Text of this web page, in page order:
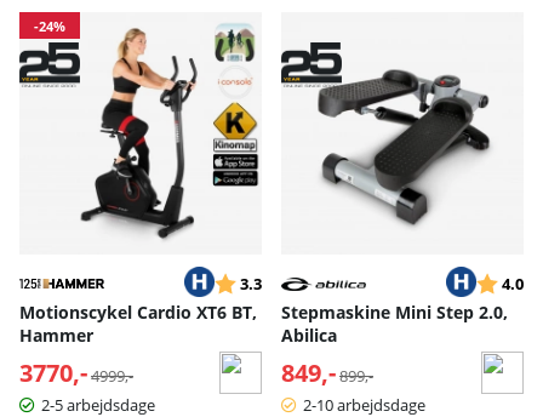
-24%
Vurdering:
3.3 ud af 5 stjerner
Motionscykel Cardio XT6 BT,
Hammer
3770,- Normalpris:
4999,-
2-5 arbejdsdage
4.0
Stepmaskine Mini Step 2.0,
Abilica
849,- Normalpris:
899,-
2-10 arbejdsdage